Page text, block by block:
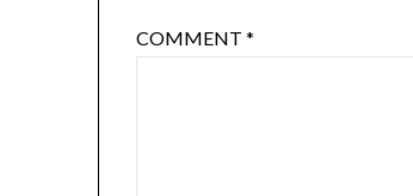
COMMENT*